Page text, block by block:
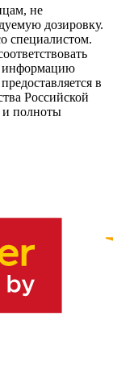
не
дозировку.
специалистом.
информацию
в
Российской
и полноты